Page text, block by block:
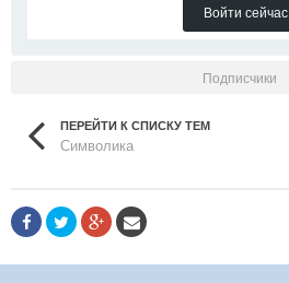
Войти сейчас
Подписчики
ПЕРЕЙТИ К СПИСКУ ТЕМ
Символика